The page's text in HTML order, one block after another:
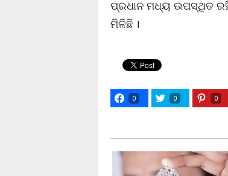
ପ୍ରଧାନ ମଧ୍ୟ ଉପସ୍ଥିତ
ମିଳିଛି ।
0 0 0